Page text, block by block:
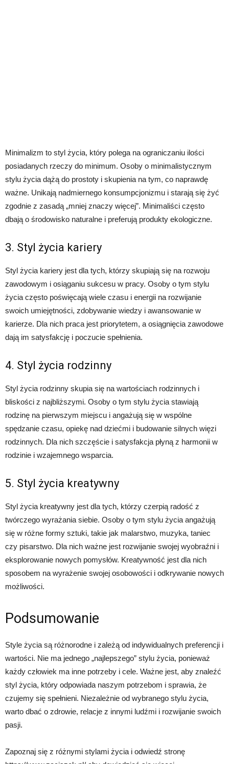
Minimalizm to styl życia, który polega na ograniczaniu ilości
posiadanych rzeczy do minimum. Osoby o minimalistycznym
stylu życia dążą do prostoty i skupienia na tym, co naprawdę
ważne. Unikają nadmiernego konsumpcjonizmu i starają się żyć
zgodnie z zasadą „mniej znaczy więcej”. Minimaliści często
dbają o środowisko naturalne i preferują produkty ekologiczne.
3. Styl życia kariery
Styl życia kariery jest dla tych, którzy skupiają się na rozwoju
zawodowym i osiąganiu sukcesu w pracy. Osoby o tym stylu
życia często poświęcają wiele czasu i energii na rozwijanie
swoich umiejętności, zdobywanie wiedzy i awansowanie w
karierze. Dla nich praca jest priorytetem, a osiągnięcia zawodowe
dają im satysfakcję i poczucie spełnienia.
4. Styl życia rodzinny
Styl życia rodzinny skupia się na wartościach rodzinnych i
bliskości z najbliższymi. Osoby o tym stylu życia stawiają
rodzinę na pierwszym miejscu i angażują się w wspólne
spędzanie czasu, opiekę nad dziećmi i budowanie silnych więzi
rodzinnych. Dla nich szczęście i satysfakcja płyną z harmonii w
rodzinie i wzajemnego wsparcia.
5. Styl życia kreatywny
Styl życia kreatywny jest dla tych, którzy czerpią radość z
twórczego wyrażania siebie. Osoby o tym stylu życia angażują
się w różne formy sztuki, takie jak malarstwo, muzyka, taniec
czy pisarstwo. Dla nich ważne jest rozwijanie swojej wyobraźni i
eksplorowanie nowych pomysłów. Kreatywność jest dla nich
sposobem na wyrażenie swojej osobowości i odkrywanie nowych
możliwości.
Podsumowanie
Style życia są różnorodne i zależą od indywidualnych preferencji i
wartości. Nie ma jednego „najlepszego” stylu życia, ponieważ
każdy człowiek ma inne potrzeby i cele. Ważne jest, aby znaleźć
styl życia, który odpowiada naszym potrzebom i sprawia, że
czujemy się spełnieni. Niezależnie od wybranego stylu życia,
warto dbać o zdrowie, relacje z innymi ludźmi i rozwijanie swoich
pasji.
Zapoznaj się z różnymi stylami życia i odwiedź stronę